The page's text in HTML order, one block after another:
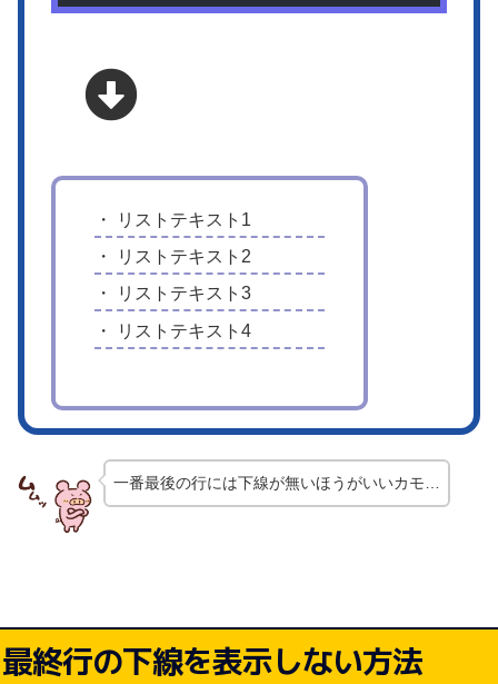
リストテキスト1
リストテキスト2
リストテキスト3
リストテキスト4
一番最後の行には下線が無いほうがいいカモ…
最終行の下線を表示しない方法